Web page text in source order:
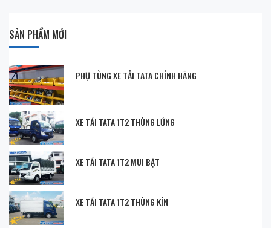
SẢN PHẨM MỚI
PHỤ TÙNG XE TẢI TATA CHÍNH HÃNG
XE TẢI TATA 1T2 THÙNG LỬNG
XE TẢI TATA 1T2 MUI BẠT
XE TẢI TATA 1T2 THÙNG KÍN